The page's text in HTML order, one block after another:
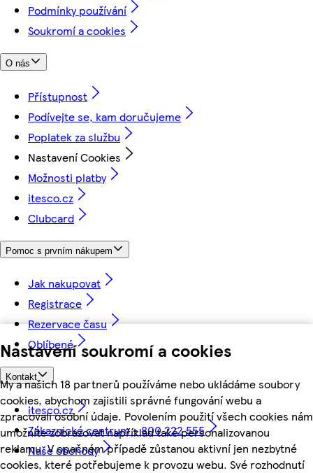
Nastavení soukromí a cookies
My a našich 18 partnerů používáme nebo ukládáme soubory
cookies, abychom zajistili správné fungování webu a
zpracovali osobní údaje. Povolením použití všech cookies nám
umožníte zobrazovat například také personalizovanou
reklamu. V opačném případě zůstanou aktivní jen nezbytné
cookies, které potřebujeme k provozu webu. Své rozhodnutí
Podmínky používání
Soukromí a cookies
O nás
Přístupnost
Podívejte se, kam doručujeme
Poplatek za službu
Nastavení Cookies
Možnosti platby
itesco.cz
Clubcard
Pomoc s prvním nákupem
Jak nakupovat
Registrace
Rezervace času
Oblíbené
Kontakt
itesco.cz
Zákaznické centrum - 800 222 555
Naše obchody